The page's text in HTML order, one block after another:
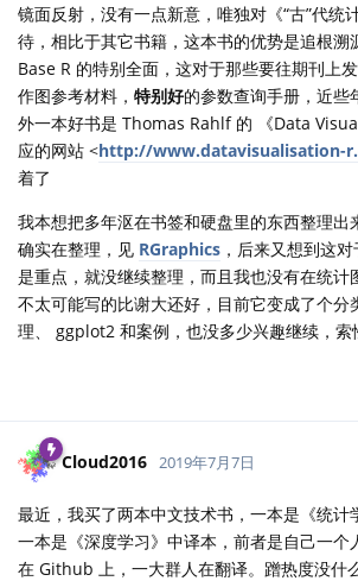
镜面反射，没有一点新意，唯独对《“古”代统
待，相比于其它书籍，这本书的优势是追根溯
Base R 的特别全面，这对于那些要往期刊上
作图参考材料， 特别好的参数查询手册，近些
外一本好书是 Thomas Rahlf 的 《Data
应的网站 <http://www.datavisualisation-
着了
我本想把多年沤在书签和硬盘里的东西整理出
确实在整理，见 RGraphics ，后来又想到这
是重点，就没继续整理，而且我也没有在统计
不太可能写的比谢大还好，目前它变成了个分
理、 ggplot2 和案例，也没多少兴趣继续，索
Cloud2016 2019年7月7日
最近，我买了两本中文技术书，一本是《统计
一本是《深度学习》中译本，前者是自己一个
在 Github 上，一大群人在翻译。蹭热度没什